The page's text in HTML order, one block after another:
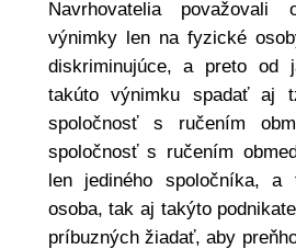
Navrhovatelia považovali
výnimky len na fyzické
diskriminujúce, a preto od
takúto výnimku spadať aj
spoločnosť s ručením
spoločnosť s ručením
len jediného spoločníka, a
osoba, tak aj takýto
príbuzných žiadať, aby